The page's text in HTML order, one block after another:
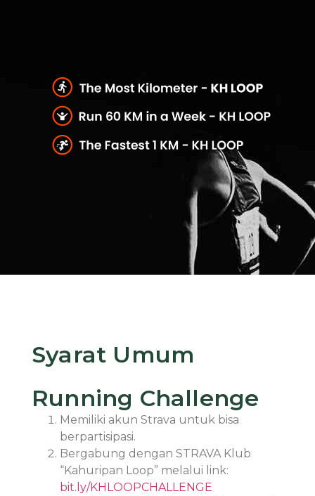
Syarat Umum
Running Challenge
Memiliki akun Strava untuk bisa
berpartisipasi.
Bergabung dengan STRAVA Klub
“Kahuripan Loop” melalui link:
bit.ly/KHLOOPCHALLENGE